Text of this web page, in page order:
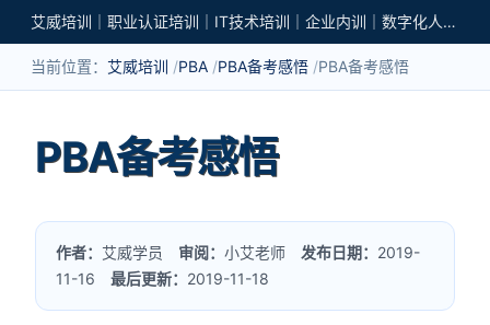
艾威培训｜职业认证培训｜IT技术培训｜企业内训｜数字化人才培养
当前位置： 艾威培训 PBA PBA备考感悟 PBA备考感悟
PBA备考感悟
作者： 艾威学员 审阅：小艾老师 发布日期： 2019-
11-16最后更新： 2019-11-18